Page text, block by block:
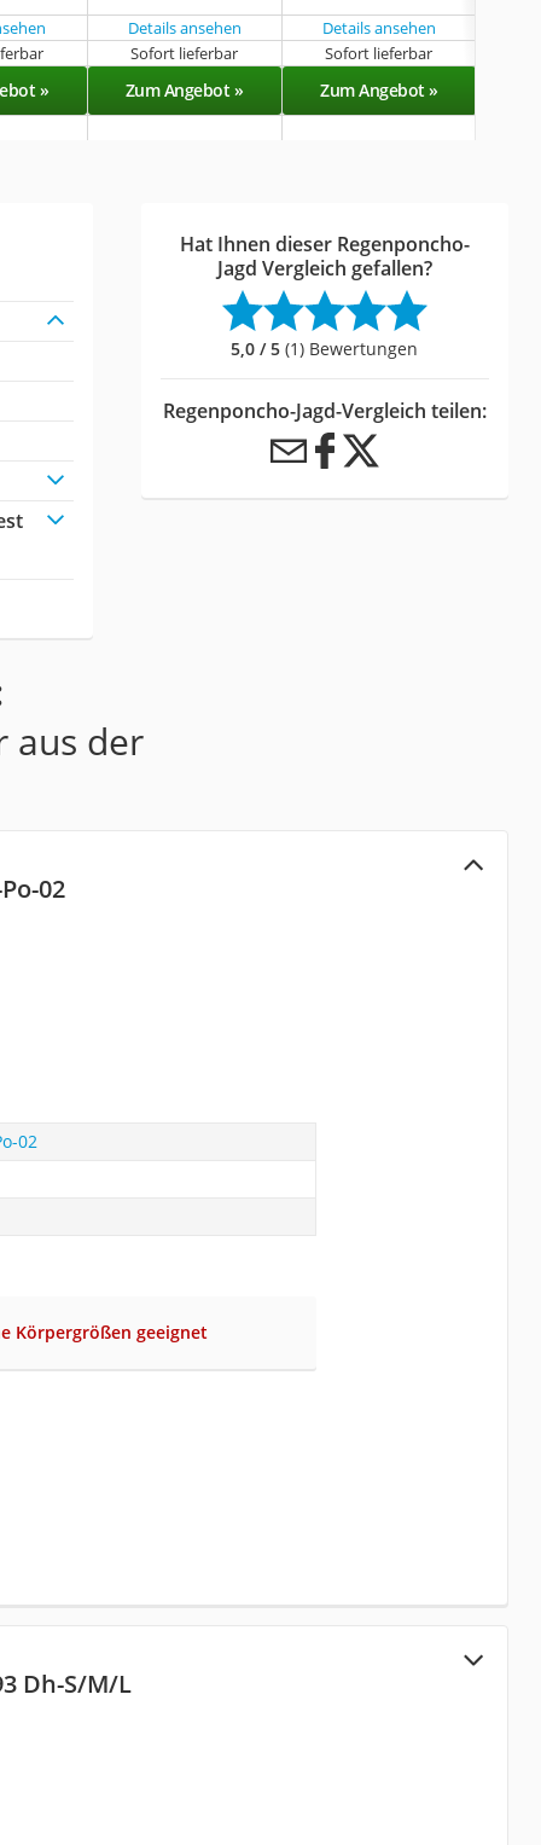
Details ansehen
Details ansehen
Sofort lieferbar Sofort lieferbar
» Zum Angebot » Zum Angebot »
Hat Ihnen dieser Regenponcho-
Jagd Vergleich gefallen?
5,0 / 5 (1) Bewertungen
Regenponcho-Jagd-Vergleich teilen:
aus der
02
02
Körpergrößen geeignet
Dh-S/M/L